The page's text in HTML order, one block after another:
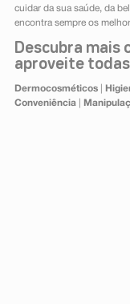
cuidar da sua saúde, da
encontra sempre os
Descubra mais
aproveite
Dermocosméticos|
Conveniência|